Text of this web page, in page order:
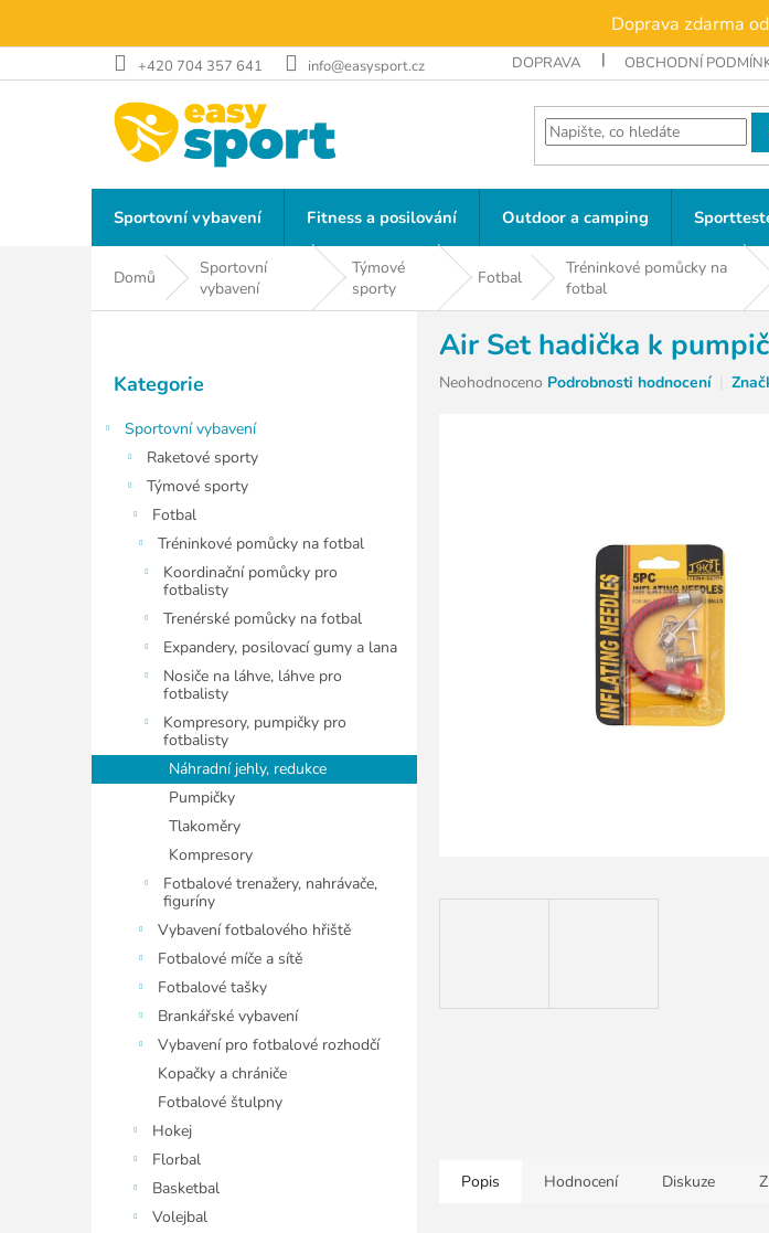
obsah
Doprava zdarma
+420 704 357 641 info@easysport.cz DOPRAVA OBCHODNÍ
Sportovní vybavení Fitness a posilování Outdoor a camping
Domů
Sportovní
vybavení
Týmové
sporty
Fotbal
Tréninkové pomůcky na
fotbal
P
kategorie
Kategorie
Sportovní vybavení
Raketové sporty
Týmové sporty
Fotbal
Tréninkové pomůcky na fotbal
Koordinační pomůcky pro
fotbalisty
Trenérské pomůcky na fotbal
Expandery, posilovací gumy a lana
Nosiče na láhve, láhve pro
fotbalisty
Kompresory, pumpičky pro
fotbalisty
Náhradní jehly, redukce
Pumpičky
Tlakoměry
Kompresory
Fotbalové trenažery, nahrávače,
figuríny
Vybavení fotbalového hřiště
Fotbalové míče a sítě
Fotbalové tašky
Brankářské vybavení
Vybavení pro fotbalové rozhodčí
Kopačky a chrániče
Fotbalové štulpny
Hokej
Florbal
Basketbal
Volejbal
Air Set hadička k
Průměrné
Neohodnoceno Podrobnosti hodnocení
Popis Hodnocení Diskuze